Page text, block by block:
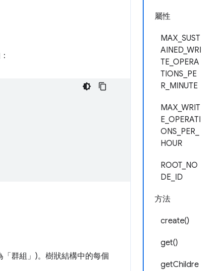
屬性
MAX_SUST
AINED_WRI
TE_OPERA
TIONS_PE
R_MINUTE
MAX_WRIT
E_OPERATI
ONS_PER_
HOUR
ROOT_NO
DE_ID
方法
create()
get()
getChildre
群組」 )。樹狀結構中的每個